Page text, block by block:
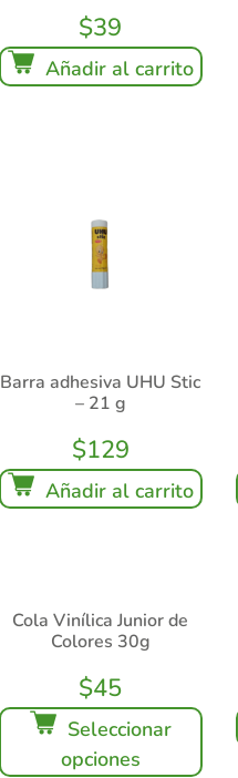
$39
Añadir al carrito
Barra adhesiva UHU Stic
– 21 g
$129
Añadir al carrito
Cola Vinílica Junior de
Colores 30g
$45
Seleccionar
opciones